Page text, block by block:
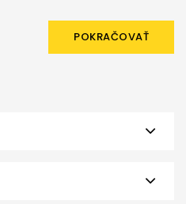
POKRAČOVAŤ